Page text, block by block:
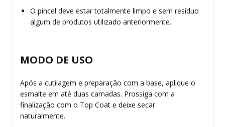
O pincel deve estar totalmente limpo e sem resíduo
algum de produtos utilizado anteriormente.
MODO DE USO
Após a cutilagem e preparação com a base, aplique o
esmalte em até duas camadas. Prossiga com a
finalização com o Top Coat e deixe secar
naturalmente.